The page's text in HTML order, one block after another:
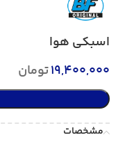
اسبكي هوا
19,400,000تومان
مشخصات